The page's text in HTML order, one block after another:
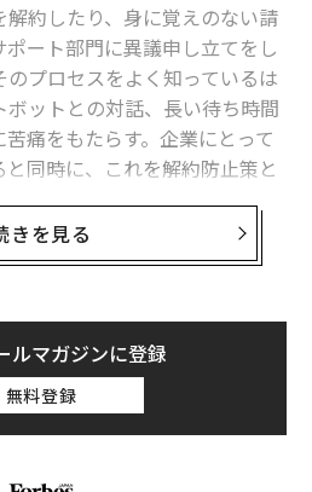
約したり、身に覚えのない請
ート部門に異議申し立てをし
プロセスをよく知っているは
ットとの対話、長い待ち時間
痛をもたらす。企業にとって
同時に、これを解約防止策と
て世界全体で3.7兆ドル（約5
算）の売上が危機にさらされて
企業が日常業務を処理するため
ントを導入しているものの、
合、最終的な解決には至らな
きを見る
ルマガジンに登録
無料登録